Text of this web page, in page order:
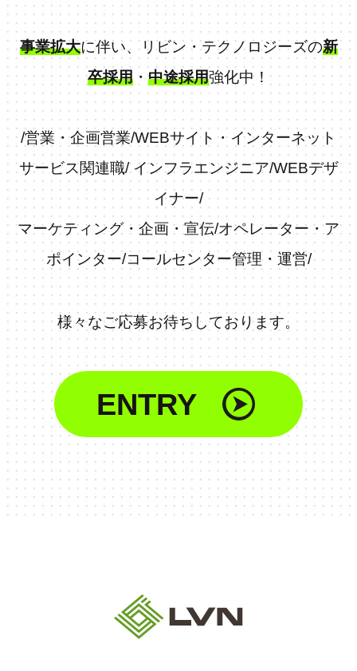
事業拡大に伴い、リビン・テクノロジーズの新
卒採用 ・中途採用強化中！
/営業・企画営業/WEBサイト・インターネット
サービス関連職/インフラエンジニア/WEBデザ
イナー/
マーケティング・企画・宣伝/オペレーター・ア
ポインター/コールセンター管理・運営/
様々なご応募お待ちしております。
ENTRY